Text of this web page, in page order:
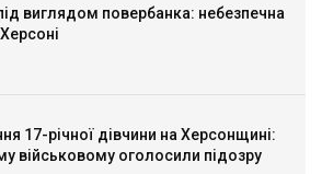
виглядом повербанка: небезпечна
17-річної дівчини на Херсонщині:
військовому оголосили підозру